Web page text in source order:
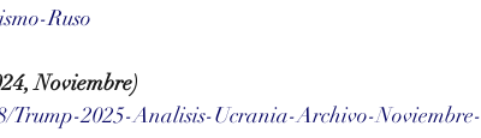
Ruso
Noviembre)
Trump-2025-Analisis-Ucrania-Archivo-Noviembre-